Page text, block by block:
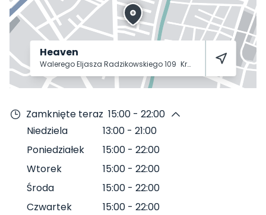
Heaven
Walerego Eljasza Radzikowskiego 109 Kraków 33-332
Zamknięte teraz 15:00 - 22:00
Niedziela
13:00 - 21:00
Poniedziałek
15:00 - 22:00
Wtorek
15:00 - 22:00
Środa
15:00 - 22:00
Czwartek
15:00 - 22:00